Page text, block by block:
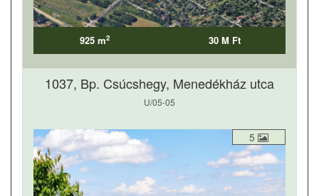
925 m2 30 M Ft
1037, Bp. Csúcshegy, Menedékház utca
U/05-05
5